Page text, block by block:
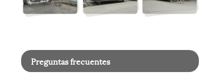
Preguntas frecuentes